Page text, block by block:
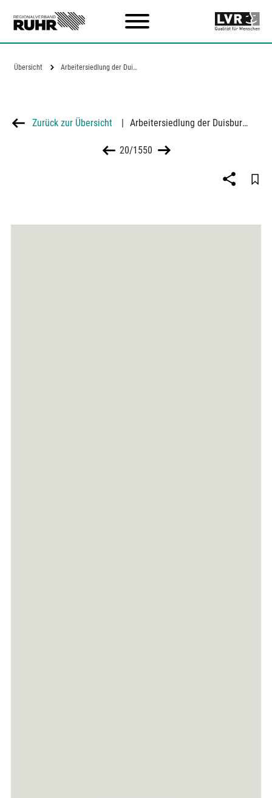
Übersicht Arbeitersiedlung der Duisburger…
Zurück zur Übersicht | Arbeitersiedlung der Duisburger Kupferhütte am Wambachsee in Duisburg-Wedau, errichtet 1949-1952
20/1550